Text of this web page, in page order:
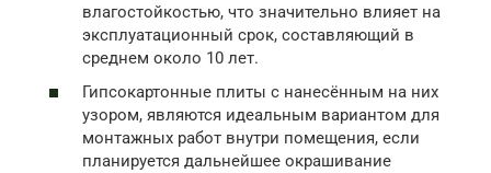
влагостойкостью, что значительно влияет на
эксплуатационный срок, составляющий в
среднем около 10 лет.
Гипсокартонные плиты с нанесённым на них
узором, являются идеальным вариантом для
монтажных работ внутри помещения, если
планируется дальнейшее окрашивание